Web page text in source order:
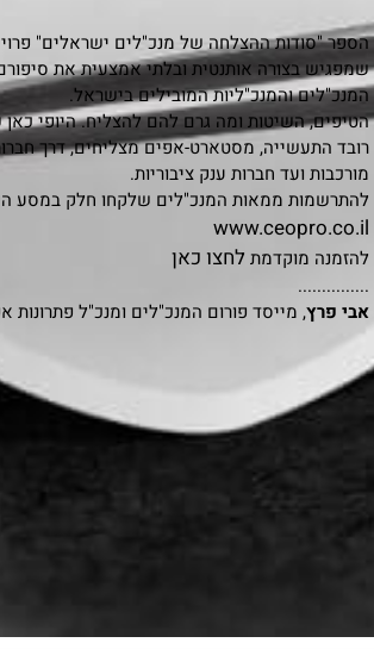
הספר "סודות ההצלחה של מנכ"לים ישראלים"
המנכ"לים והמנכ"ליות המובילים בישראל.
הטיפים, השיטות ומה גרם להם להצליח. היופי
רובד התעשייה, מסטארט-אפים מצליחים, דרך
מורכבות ועד חברות ענק ציבוריות.
להתרשמות ממאות המנכ"לים שלקחו חלק במסע
www.ceopro.co.il
להזמנה מוקדמת לחצו כאן
...............
אבי פרץ, מייסד פורום המנכ"לים ומנכ"ל פתרונות